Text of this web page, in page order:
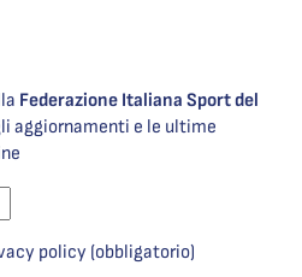
Federazione Italiana Sport del
aggiornamenti e le ultime
policy (obbligatorio)